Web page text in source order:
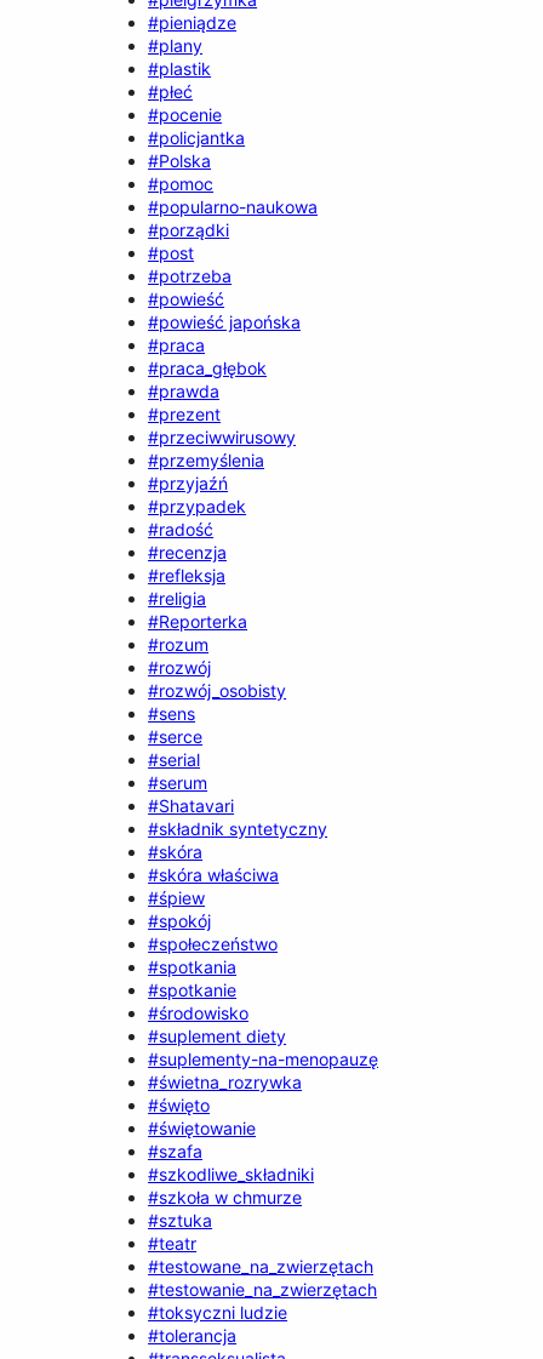
#pieniądze
#plany
#plastik
#płeć
#pocenie
#policjantka
#Polska
#pomoc
#popularno-naukowa
#porządki
#post
#potrzeba
#powieść
#powieść japońska
#praca
#praca_głębok
#prawda
#prezent
#przeciwwirusowy
#przemyślenia
#przyjaźń
#przypadek
#radość
#recenzja
#refleksja
#religia
#Reporterka
#rozum
#rozwój
#rozwój_osobisty
#sens
#serce
#serial
#serum
#Shatavari
#składnik syntetyczny
#skóra
#skóra właściwa
#śpiew
#spokój
#społeczeństwo
#spotkania
#spotkanie
#środowisko
#suplement diety
#suplementy-na-menopauzę
#świetna_rozrywka
#święto
#świętowanie
#szafa
#szkodliwe_składniki
#szkoła w chmurze
#sztuka
#teatr
#testowane_na_zwierzętach
#testowanie_na_zwierzętach
#toksyczni ludzie
#tolerancja